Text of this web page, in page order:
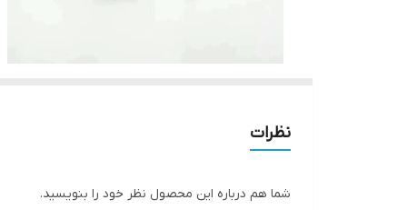
نظرات
شما هم درباره این محصول نظر خود را بنویسید.